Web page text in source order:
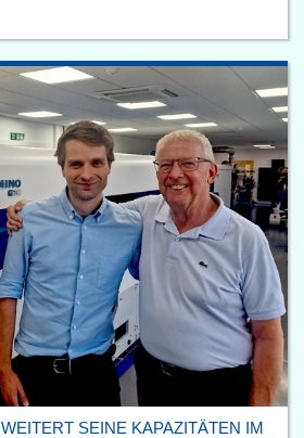
SEINE KAPAZITÄTEN IM